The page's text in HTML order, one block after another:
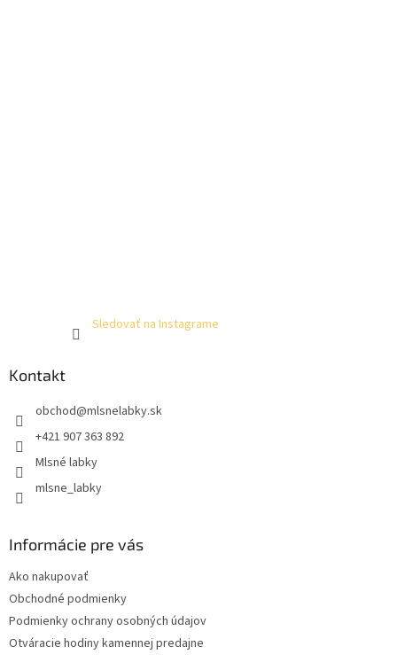
Sledovať na Instagrame
Kontakt
obchod@mlsnelabky.sk
+421 907 363 892
Mlsné labky
mlsne_labky
Informácie pre vás
Ako nakupovať
Obchodné podmienky
Podmienky ochrany osobných údajov
Otváracie hodiny kamennej predajne